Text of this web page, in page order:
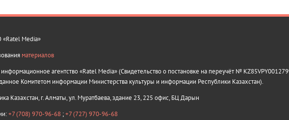
Media»
материалов
агентство «Ratel Media» (Свидетельство о постановке на переучёт №
Комитетом информации Министерства культуры и информации Республики Казахстан).
Казахстан, г. Алматы, ул. Муратбаева, здание 23, 225 офис, БЦ Дарын
+7 (708) 970-96-68 ;+7 (727) 970-96-68